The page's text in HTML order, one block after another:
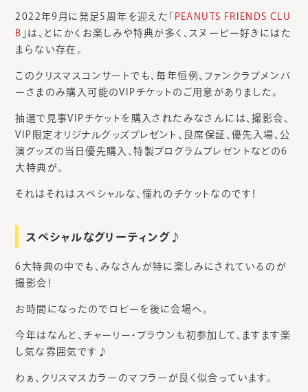
2022年9月に発足5周年を迎えた「
PEANUTS FRIENDS CLU
B 」は、とにかくお楽しみや特典が多く、スヌーピー好きにはた
まらない存在。
このクリスマスコンサートでも、毎年恒例、ファンクラブメンバ
ーさまのみ購入可能のVIPチケットのご用意がありました。
抽選で見事VIPチケットを購入されたみなさんには、撮影会、
VIP限定オリジナルグッズプレゼント、良席保証、優先入場、公
演グッズの当日優先購入、特製プログラムプレゼントなどの6
大特典が。
それはそれはスペシャルな、憧れのチケットなのです！
スペシャルなグリーティング♪
6大特典の中でも、みなさんが特に楽しみにされているのが
撮影会！
お時間になったのでロビーを後に会場へ。
今年はなんと、チャーリー・ブラウンも初参加して、ますます楽
し気な雰囲気です♪
わぁ、クリスマスカラーのマフラーが良く似合っています。